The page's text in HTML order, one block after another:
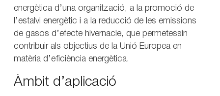
energètica d’una organització, a la promoció de
l’estalvi energètic i a la reducció de les emissions
de gasos d’efecte hivernacle, que permetessin
contribuir als objectius de la Unió Europea en
matèria d’eficiència energètica.
Àmbit d’aplicació